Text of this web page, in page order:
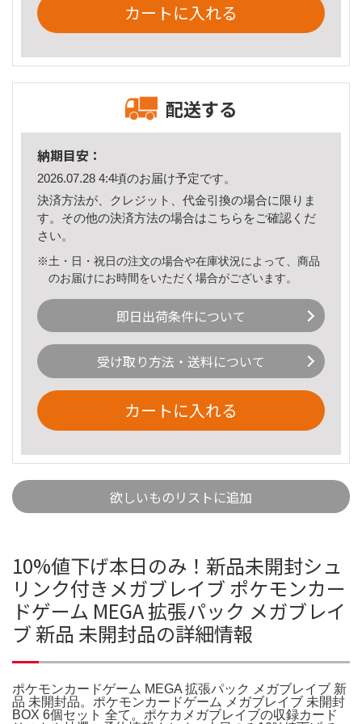
カートに入れる
配送する
納期目安：
2026.07.28 4:4頃のお届け予定です。
決済方法が、クレジット、代金引換の場合に限りま
す。その他の決済方法の場合はこちら をご確認くだ
さい。
※土・日・祝日の注文の場合や在庫状況によって、商品
のお届けにお時間をいただく場合がございます。
即日出荷条件について
受け取り方法・送料について
カートに入れる
欲しいものリストに追加
10%値下げ本日のみ！新品未開封シュ
リンク付きメガブレイブ ポケモンカー
ドゲーム MEGA 拡張パック メガブレイ
ブ 新品 未開封品の詳細情報
ポケモンカードゲーム MEGA 拡張パック メガブレイブ 新
品 未開封品。ポケモンカードゲーム メガブレイブ 未開封
BOX 6個セット 全て。ポケカメガブレイブの収録カード